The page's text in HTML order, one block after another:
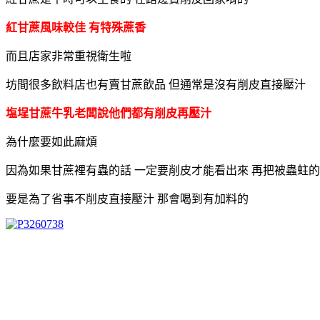
紅甘蔗風味較佳 有特殊蔗香
而且店家非常重視衛生啦
坊間很多飲料店也有賣甘蔗飲品 但通常是沒有削皮直接壓汁
塩埕甘蔗牛乳老闆說他們都有削皮再壓汁
為什麼要如此麻煩
因為如果甘蔗裡有蟲的話 一定要削皮才能看出來 再把被蟲蛀
要是為了省事不削皮直接壓汁 那會喝到有加料的